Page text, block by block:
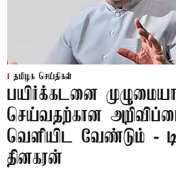
தமிழக செய்திகள்
பயிர்க்கடனை
செய்வதற்கான
வெளியிட வேண்டும் -
தினகரன்